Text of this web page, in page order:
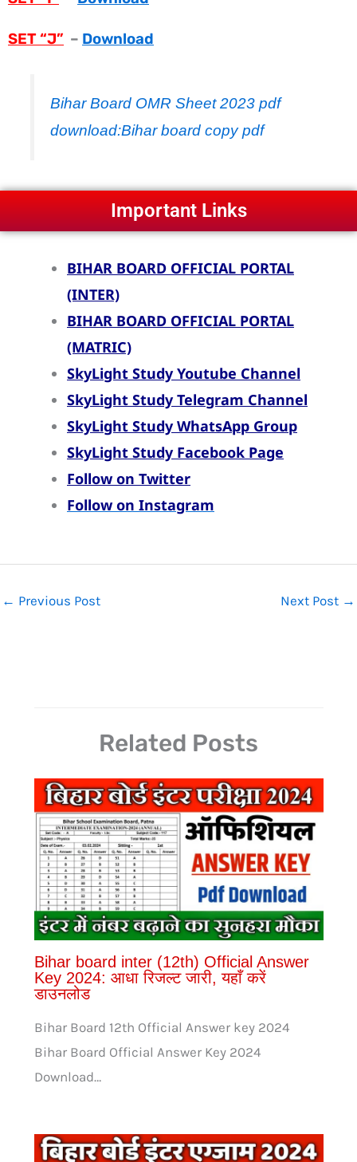
SET “J” – Download
Bihar Board OMR Sheet 2023 pdf
download:Bihar board copy pdf
Important Links
BIHAR BOARD OFFICIAL PORTAL
(INTER)
BIHAR BOARD OFFICIAL PORTAL
(MATRIC)
SkyLight Study Youtube Channel
SkyLight Study Telegram Channel
SkyLight Study WhatsApp Group
SkyLight Study Facebook Page
Follow on Twitter
Follow on Instagram
← Previous Post Next Post →
Related Posts
Bihar board inter (12th) Official Answer
Key 2024: आधा रिजल्ट जारी, यहाँ करें
डाउनलोड
Bihar Board 12th Official Answer key 2024
Bihar Board Official Answer Key 2024
Download…